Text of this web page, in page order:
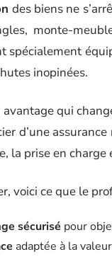
des biens ne
monte-
spécialement
inopinées.
qui
d’une
la prise en
voici ce que le
sécurisé pour
adaptée à la